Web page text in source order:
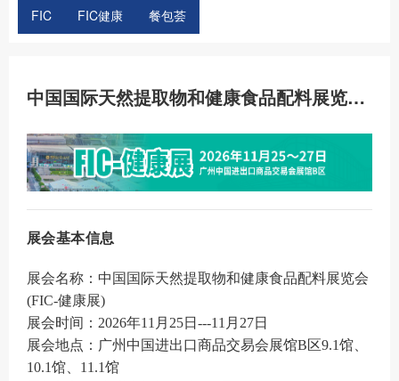
FIC FIC健康 餐包荟
中国国际天然提取物和健康食品配料展览会（FIC-健康展）
展会基本信息
展会名称：中国国际天然提取物和健康食品配料展览会
(FIC-健康展)
展会时间：2026年11月25日---11月27日
展会地点：广州中国进出口商品交易会展馆B区9.1馆、
10.1馆、11.1馆